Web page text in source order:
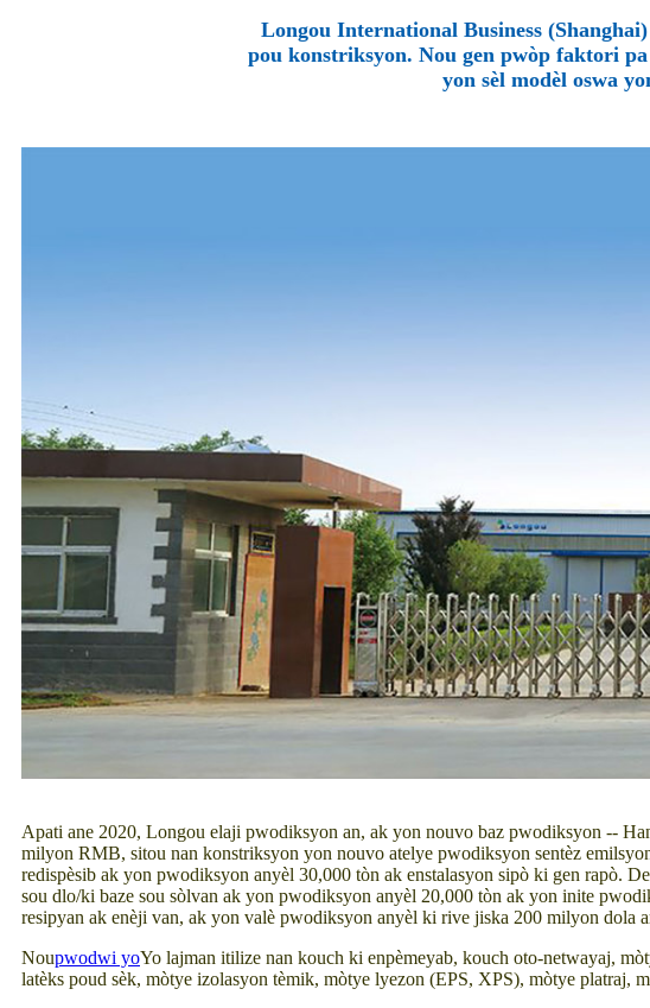
Longou International Business
pou konstriksyon. Nou gen pwòp faktori
yon sèl modèl oswa
Apati ane 2020, Longou elaji pwodiksyon an, ak yon nouvo baz pwodiksyon --
milyon RMB, sitou nan konstriksyon yon nouvo atelye pwodiksyon sentèz
redispèsib ak yon pwodiksyon anyèl 30,000 tòn ak enstalasyon sipò ki gen rapò.
sou dlo/ki baze sou sòlvan ak yon pwodiksyon anyèl 20,000 tòn ak yon inite
resipyan ak enèji van, ak yon valè pwodiksyon anyèl ki rive jiska 200 milyon dola
Noupwodwi yoYo lajman itilize nan kouch ki enpèmeyab, kouch oto-netwayaj,
latèks poud sèk, mòtye izolasyon tèmik, mòtye lyezon (EPS, XPS), mòtye platraj,